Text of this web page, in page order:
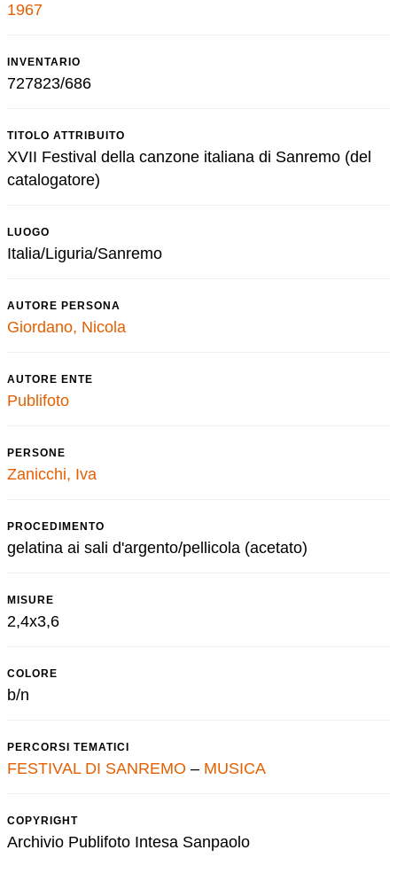
1967
INVENTARIO
727823/686
TITOLO ATTRIBUITO
XVII Festival della canzone italiana di Sanremo (del
catalogatore)
LUOGO
Italia/Liguria/Sanremo
AUTORE PERSONA
Giordano, Nicola
AUTORE ENTE
Publifoto
PERSONE
Zanicchi, Iva
PROCEDIMENTO
gelatina ai sali d'argento/pellicola (acetato)
MISURE
2,4x3,6
COLORE
b/n
PERCORSI TEMATICI
FESTIVAL DI SANREMO – MUSICA
COPYRIGHT
Archivio Publifoto Intesa Sanpaolo